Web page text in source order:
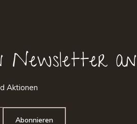
Newsletter an
Aktionen
Abonnieren